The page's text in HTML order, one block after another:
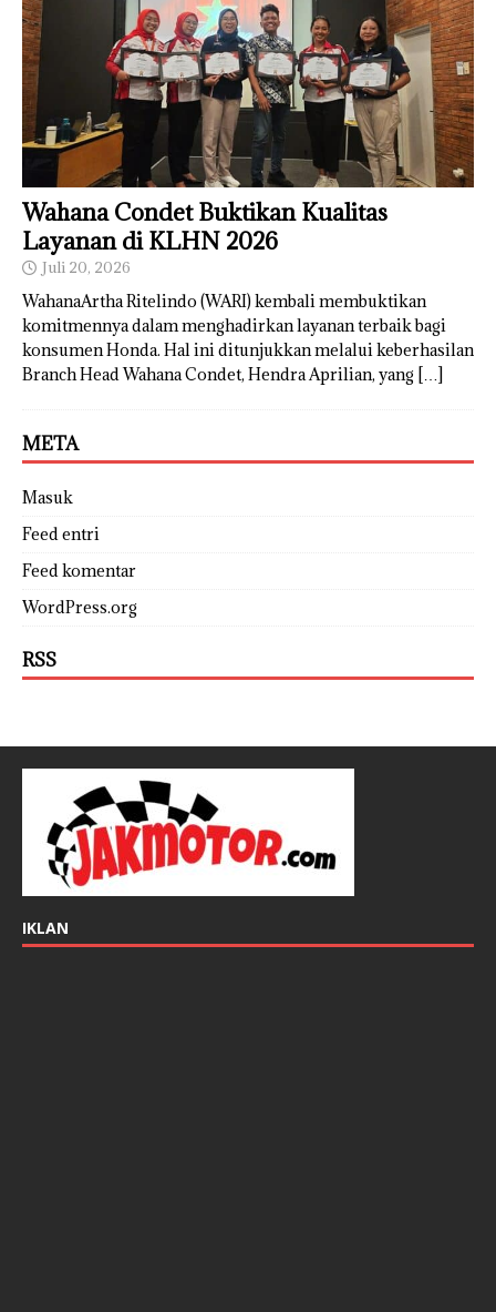
Wahana Condet Buktikan Kualitas
Layanan di KLHN 2026
Juli 20, 2026
WahanaArtha Ritelindo (WARI) kembali membuktikan
komitmennya dalam menghadirkan layanan terbaik bagi
konsumen Honda. Hal ini ditunjukkan melalui keberhasilan
Branch Head Wahana Condet, Hendra Aprilian, yang […]
META
Masuk
Feed entri
Feed komentar
WordPress.org
RSS
IKLAN